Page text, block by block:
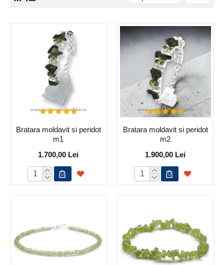
Bratara moldavit si peridot
m1
1.700,00 Lei
Bratara moldavit si peridot
m2
1.900,00 Lei